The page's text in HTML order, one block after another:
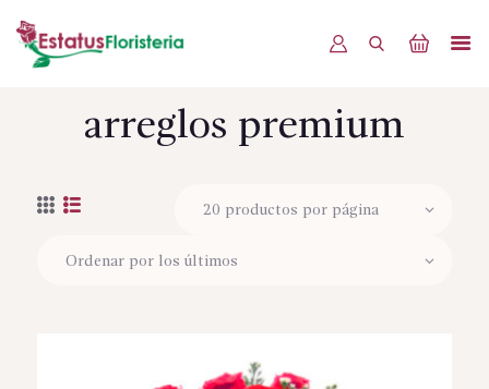
arreglos premium
INICIO
OFERTAS